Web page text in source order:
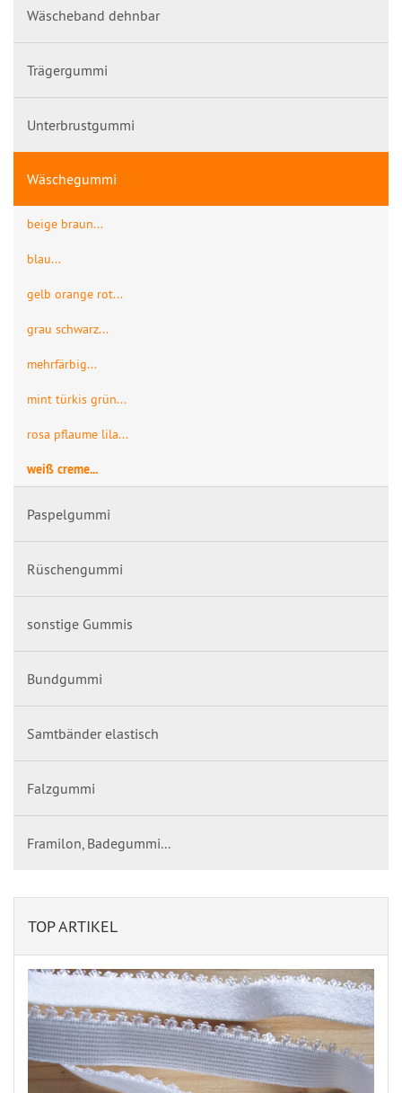
Wäscheband dehnbar
Trägergummi
Unterbrustgummi
Wäschegummi
beige braun...
blau...
gelb orange rot...
grau schwarz...
mehrfärbig...
mint türkis grün...
rosa pflaume lila...
weiß creme...
Paspelgummi
Rüschengummi
sonstige Gummis
Bundgummi
Samtbänder elastisch
Falzgummi
Framilon, Badegummi...
TOP ARTIKEL